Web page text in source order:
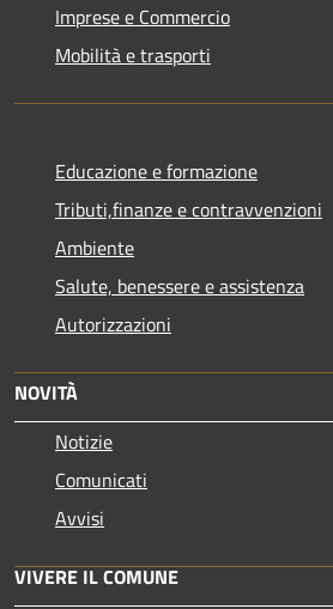
Imprese e Commercio
Mobilità e trasporti
Educazione e formazione
Tributi,finanze e contravvenzioni
Ambiente
Salute, benessere e assistenza
Autorizzazioni
NOVITÀ
Notizie
Comunicati
Avvisi
VIVERE IL COMUNE